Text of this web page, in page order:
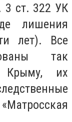
3 ст. 322 УК
лишения
лет). Все
так
Крыму, их